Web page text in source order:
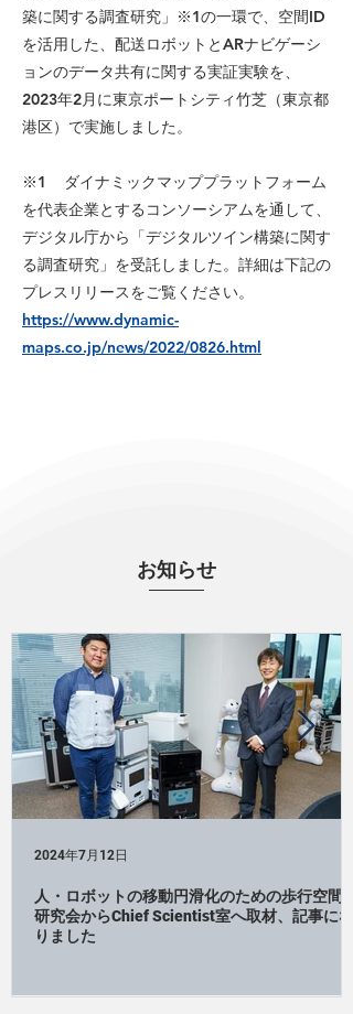
築に関する調査研究」※1の一環で、空間ID
を活用した、配送ロボットとARナビゲーシ
ョンのデータ共有に関する実証実験を、
2023年2月に東京ポートシティ竹芝（東京都
港区）で実施しました。
※1 ダイナミックマッププラットフォーム
を代表企業とするコンソーシアムを通して、
デジタル庁から「デジタルツイン構築に関す
る調査研究」を受託しました。詳細は下記の
プレスリリースをご覧ください。
https://www.dynamic-
maps.co.jp/news/2022/0826.html
お知らせ
人・ロボットの移動円滑化のための歩行空間DX
研究会からChief Scientist室へ取材、記事にな
りました
2024年7月12日